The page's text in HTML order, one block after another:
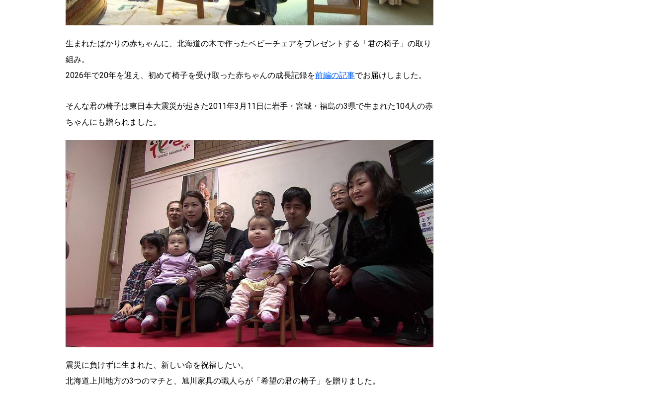
生まれたばかりの赤ちゃんに、北海道の木で作ったベビーチェアをプレゼントする「君の椅子」の取り
組み。
2026年で20年を迎え、初めて椅子を受け取った赤ちゃんの成長記録を前編の記事でお届けしました。
そんな君の椅子は東日本大震災が起きた2011年3月11日に岩手・宮城・福島の3県で生まれた104人の赤
ちゃんにも贈られました。
震災に負けずに生まれた、新しい命を祝福したい。
北海道上川地方の3つのマチと、旭川家具の職人らが「希望の君の椅子」を贈りました。